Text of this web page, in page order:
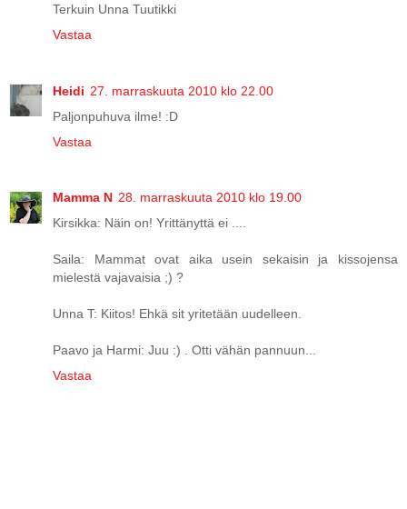
Terkuin Unna Tuutikki
Vastaa
Heidi 27. marraskuuta 2010 klo 22.00
Paljonpuhuva ilme! :D
Vastaa
Mamma N 28. marraskuuta 2010 klo 19.00
Kirsikka: Näin on! Yrittänyttä ei ....
Saila: Mammat ovat aika usein sekaisin ja kissojensa
mielestä vajavaisia ;) ?
Unna T: Kiitos! Ehkä sit yritetään uudelleen.
Paavo ja Harmi: Juu :) . Otti vähän pannuun...
Vastaa